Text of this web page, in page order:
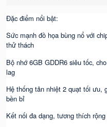
Đặc điểm nổi bật:
Sức mạnh đồ họa bùng nổ với
thử thách
Bộ nhớ 6GB GDDR6 siêu tốc,
lag
Hệ thống tản nhiệt 2 quạt tối ưu,
bền bỉ
Kết nối đa dạng, tương thích